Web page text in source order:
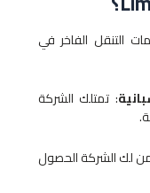
التنقل الفاخر في
: تمتلك الشركة
لك الشركة الحصول